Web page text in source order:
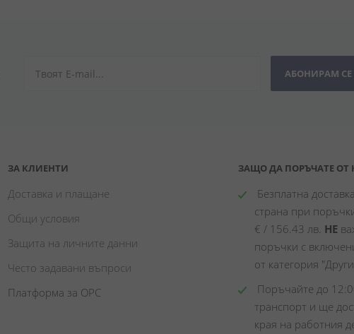
АБОНИРАМ СЕ
ЗА КЛИЕНТИ
Доставка и плащане
Общи условия
Защита на личните данни
Често задавани въпроси
Платформа за ОРС
ЗАЩО ДА ПОРЪЧАТЕ ОТ
Безплатна
страна при
€ / 156.43 лв. НЕ
поръчки с
от категория
Поръчайте до
транспорт и ще
края на работния